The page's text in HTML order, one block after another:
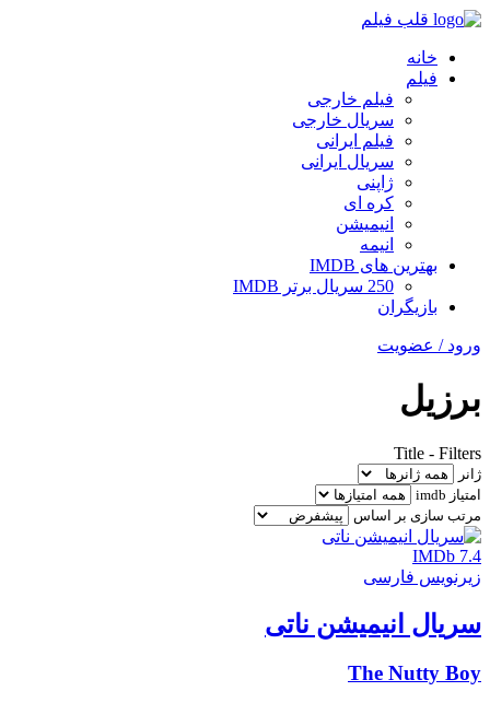
قلب فیلم
خانه
فیلم
فیلم خارجی
سریال خارجی
فیلم ایرانی
سریال ایرانی
ژاپنی
کره ای
انیمیشن
انیمه
بهترین های IMDB
250 سریال برتر IMDB
بازیگران
ورود / عضویت
برزیل
Title - Filters
ژانر
امتیاز imdb
مرتب سازی بر اساس
IMDb 7.4
زیرنویس فارسی
سریال انیمیشن ناتی
The Nutty Boy